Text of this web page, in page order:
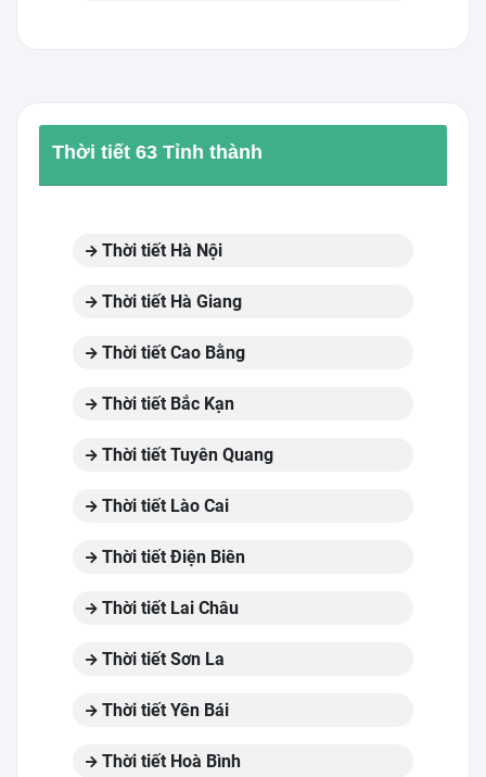
Thời tiết 63 Tỉnh thành
Thời tiết Hà Nội
Thời tiết Hà Giang
Thời tiết Cao Bằng
Thời tiết Bắc Kạn
Thời tiết Tuyên Quang
Thời tiết Lào Cai
Thời tiết Điện Biên
Thời tiết Lai Châu
Thời tiết Sơn La
Thời tiết Yên Bái
Thời tiết Hoà Bình